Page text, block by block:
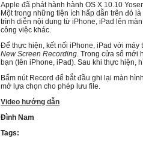
Apple đã phát hành hành OS X 10.10
Một trong những tiện ích hấp dẫn trên đó
trình diễn nội dung từ iPhone, iPad lên
công việc khác.
Để thực hiện, kết nối iPhone, iPad với máy
New Screen Recording. Trong cửa sổ mới
bạn (tên iPhone, iPad). Sau khi thực hiện,
Bấm nút Record để bắt đầu ghi lại màn
mở lựa chọn cho phép lưu file.
Video hướng dẫn
Đình Nam
Tags: